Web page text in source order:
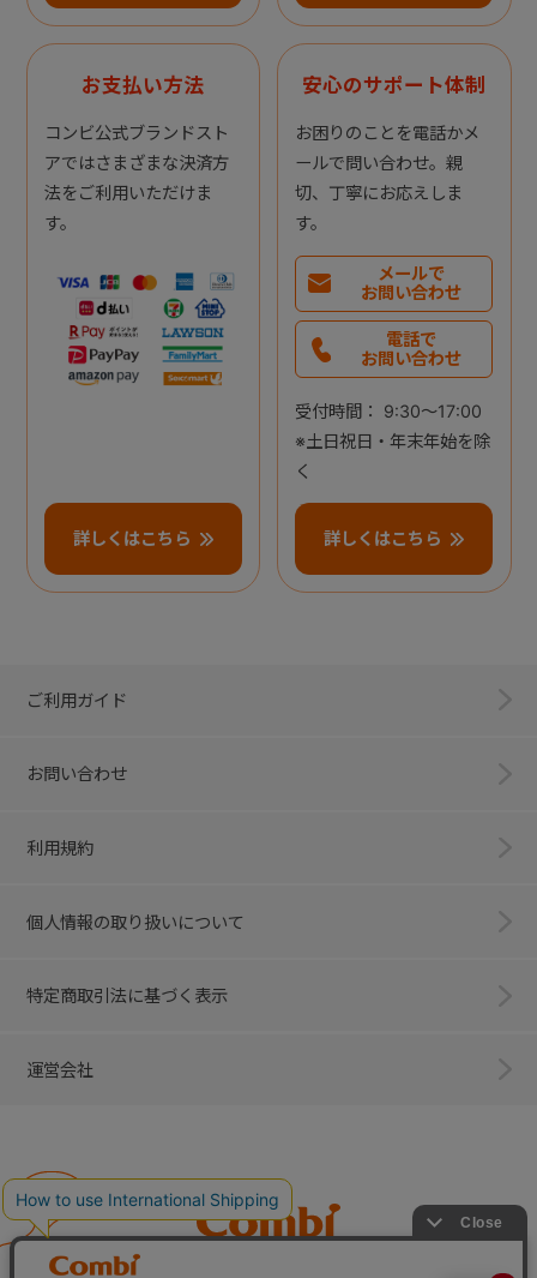
お支払い方法
コンビ公式ブランドスト
アではさまざまな決済方
法をご利用いただけま
す。
詳しくはこちら
安心のサポート体制
お困りのことを電話かメ
ールで問い合わせ。親
切、丁寧にお応えしま
す。
メールで
お問い合わせ
電話で
お問い合わせ
受付時間： 9:30～17:00
※土日祝日・年末年始を除
く
詳しくはこちら
ご利用ガイド
お問い合わせ
利用規約
個人情報の取り扱いについて
特定商取引法に基づく表示
運営会社